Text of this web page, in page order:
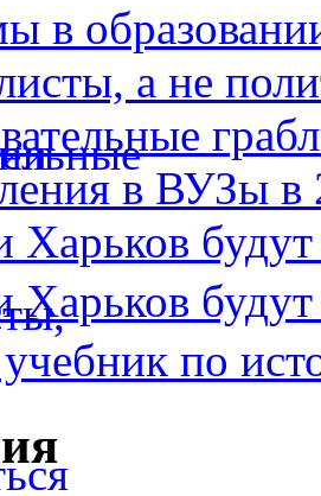
в
а не
в ВУЗы в
Харьков
Харьков
по